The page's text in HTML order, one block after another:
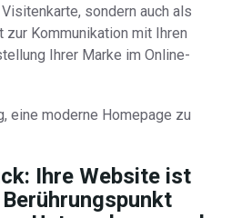
sondern auch als
Kommunikation mit Ihren
Ihrer Marke im Online-
eine moderne Homepage zu
Ihre Website ist